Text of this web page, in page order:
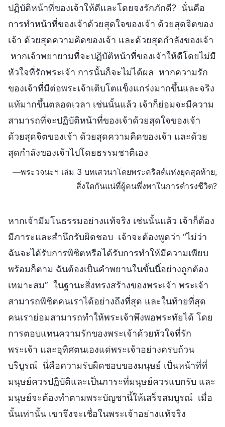
ปฏิบัติหน้าที่ของเจ้าให้ดีและโดยจงรักภักดี? นั่นคือ
การทำหน้าที่ของเจ้าด้วยสุดใจของเจ้า ด้วยสุดจิตของ
เจ้า ด้วยสุดความคิดของเจ้า และด้วยสุดกำลังของเจ้า
หากเจ้าพยายามที่จะปฏิบัติหน้าที่ของเจ้าให้ดีโดยไม่มี
หัวใจที่รักพระเจ้า การนั้นก็จะไม่ได้ผล หากความรัก
ของเจ้าที่มีต่อพระเจ้าเติบโตแข็งแกร่งมากขึ้นและจริง
แท้มากขึ้นตลอดเวลา เช่นนั้นแล้ว เจ้าก็ย่อมจะมีความ
สามารถที่จะปฏิบัติหน้าที่ของเจ้าด้วยสุดใจของเจ้า
ด้วยสุดจิตของเจ้า ด้วยสุดความคิดของเจ้า และด้วย
สุดกำลังของเจ้าไปโดยธรรมชาติเอง
—พระวจนะฯ เล่ม 3 บทเสวนาโดยพระคริสต์แห่งยุคสุดท้าย,
สิ่งใดกันแน่ที่ผู้คนพึ่งพาในการดำรงชีวิต?
หากเจ้ามีมโนธรรมอย่างแท้จริง เช่นนั้นแล้ว เจ้าก็ต้อง
มีภาระและสำนึกรับผิดชอบ เจ้าจะต้องพูดว่า “ไม่ว่า
ฉันจะได้รับการพิชิตหรือได้รับการทำให้มีความเพียบ
พร้อมก็ตาม ฉันต้องเป็นคำพยานในขั้นนี้อย่างถูกต้อง
เหมาะสม” ในฐานะสิ่งทรงสร้างของพระเจ้า พระเจ้า
สามารถพิชิตคนเราได้อย่างถึงที่สุด และในท้ายที่สุด
คนเราย่อมสามารถทำให้พระเจ้าพึงพอพระทัยได้ โดย
การตอบแทนความรักของพระเจ้าด้วยหัวใจที่รัก
พระเจ้า และอุทิศตนเองแด่พระเจ้าอย่างครบถ้วน
บริบูรณ์ นี่คือความรับผิดชอบของมนุษย์ เป็นหน้าที่ที่
มนุษย์ควรปฏิบัติและเป็นภาระที่มนุษย์ควรแบกรับ และ
มนุษย์จะต้องทำตามพระบัญชานี้ให้เสร็จสมบูรณ์ เมื่อ
นั้นเท่านั้น เขาจึงจะเชื่อในพระเจ้าอย่างแท้จริง